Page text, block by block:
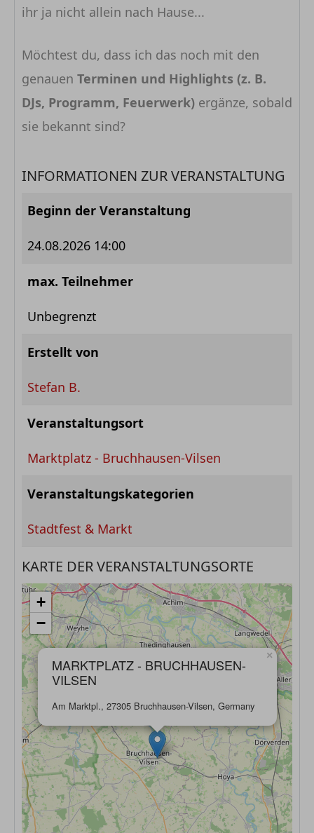
ihr ja nicht allein nach Hause...
Möchtest du, dass ich das noch mit den
genauen Terminen und Highlights (z. B.
DJs, Programm, Feuerwerk) ergänze, sobald
sie bekannt sind?
INFORMATIONEN ZUR VERANSTALTUNG
Beginn der Veranstaltung
24.08.2026 14:00
max. Teilnehmer
Unbegrenzt
Erstellt von
Stefan B.
Veranstaltungsort
Marktplatz - Bruchhausen-Vilsen
Veranstaltungskategorien
Stadtfest & Markt
KARTE DER VERANSTALTUNGSORTE
MARKTPLATZ - BRUCHHAUSEN-
VILSEN
Am Marktpl., 27305 Bruchhausen-Vilsen, Germany
×
+
−